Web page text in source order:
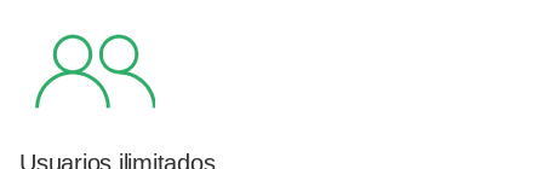
Usuarios ilimitados